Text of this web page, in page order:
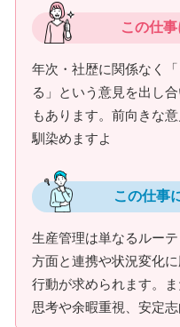
この仕
年次・社歴に関係なく
る」という意見を出し
もあります。前向きな
馴染めますよ
この仕事
生産管理は単なるルー
方面と連携や状況変化
行動が求められます。
思考や余暇重視、安定